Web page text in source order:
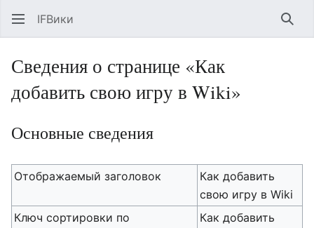
IFВики
Сведения о странице «Как
добавить свою игру в Wiki»
Основные сведения
Отображаемый заголовок
Как добавить
свою игру в Wiki
Ключ сортировки по
Как добавить